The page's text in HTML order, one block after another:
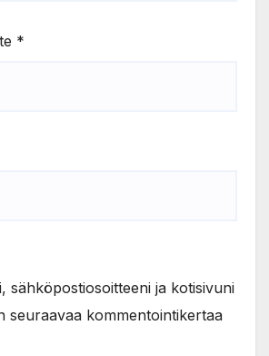
*
sähköpostiosoitteeni ja kotisivuni
seuraavaa kommentointikertaa